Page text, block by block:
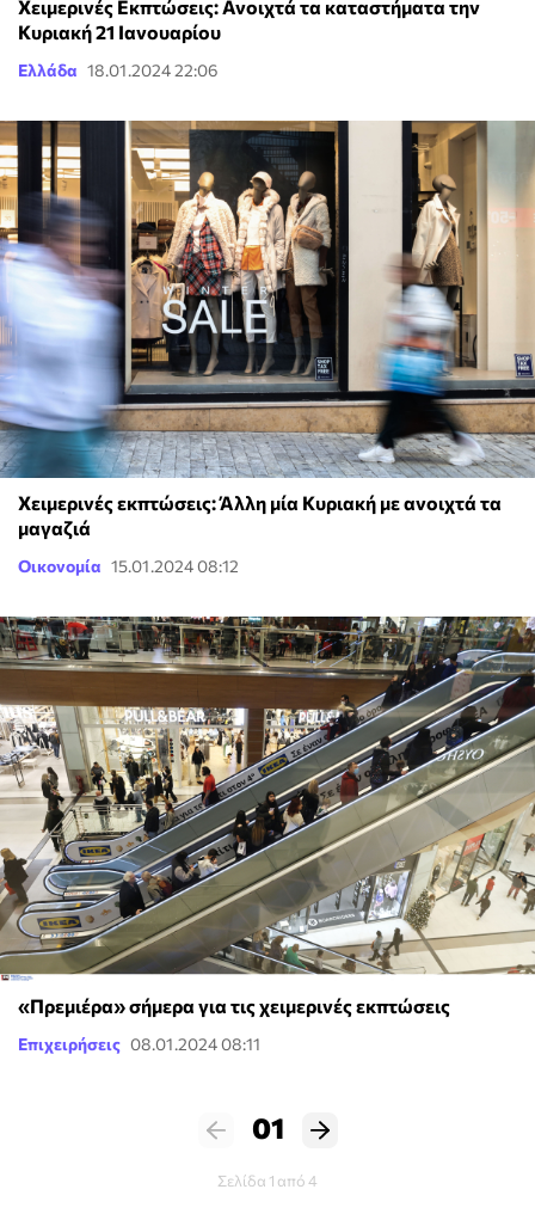
Χειμερινές Εκπτώσεις: Ανοιχτά τα καταστήματα την
Κυριακή 21 Ιανουαρίου
Ελλάδα 18.01.2024 22:06
Χειμερινές εκπτώσεις: Άλλη μία Κυριακή με ανοιχτά τα
μαγαζιά
Οικονομία 15.01.2024 08:12
«Πρεμιέρα» σήμερα για τις χειμερινές εκπτώσεις
Επιχειρήσεις 08.01.2024 08:11
01
Σελίδα 1 από 4